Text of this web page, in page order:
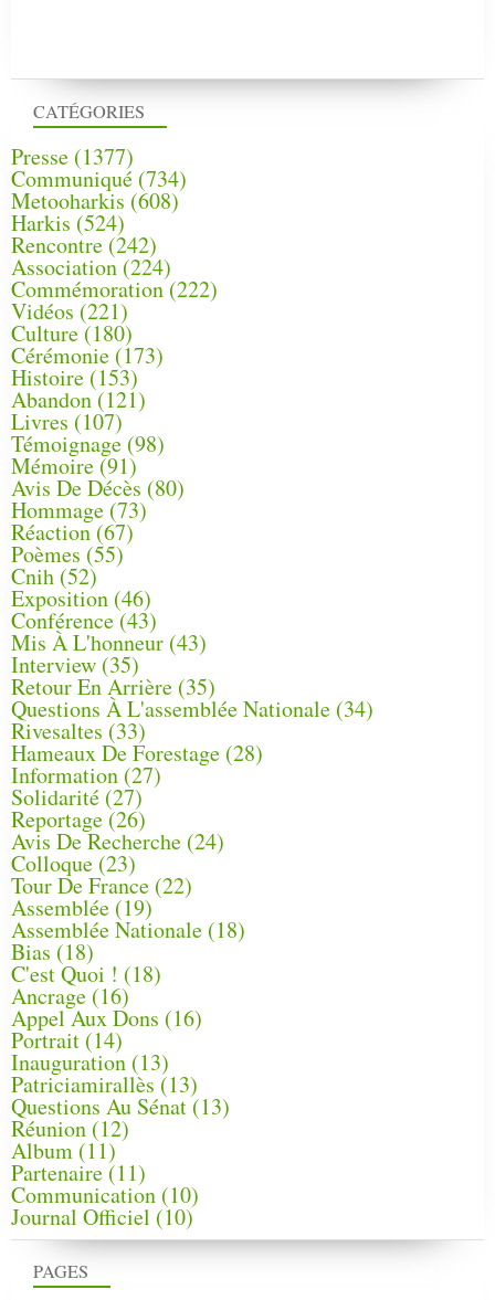
PAGES
CATÉGORIES
Presse (1377)
Communiqué (734)
Metooharkis (608)
Harkis (524)
Rencontre (242)
Association (224)
Commémoration(222)
Vidéos (221)
Culture(180)
Cérémonie (173)
Histoire (153)
Abandon(121)
Livres (107)
Témoignage (98)
Mémoire (91)
Avis De Décès (80)
Hommage (73)
Réaction(67)
Poèmes (55)
Cnih (52)
Exposition (46)
Conférence(43)
Mis À L'honneur (43)
Interview (35)
Retour En Arrière (35)
Questions À L'assemblée Nationale (34)
Rivesaltes (33)
Hameaux De Forestage (28)
Information (27)
Solidarité (27)
Reportage(26)
Avis De Recherche (24)
Colloque (23)
Tour De France (22)
Assemblée (19)
Assemblée Nationale (18)
Bias (18)
C'est Quoi ! (18)
Ancrage (16)
Appel Aux Dons (16)
Portrait (14)
Inauguration (13)
Patriciamirallès (13)
Questions Au Sénat(13)
Réunion (12)
Album (11)
Partenaire(11)
Communication (10)
Journal Officiel (10)